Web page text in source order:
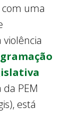
uma
PEM
está